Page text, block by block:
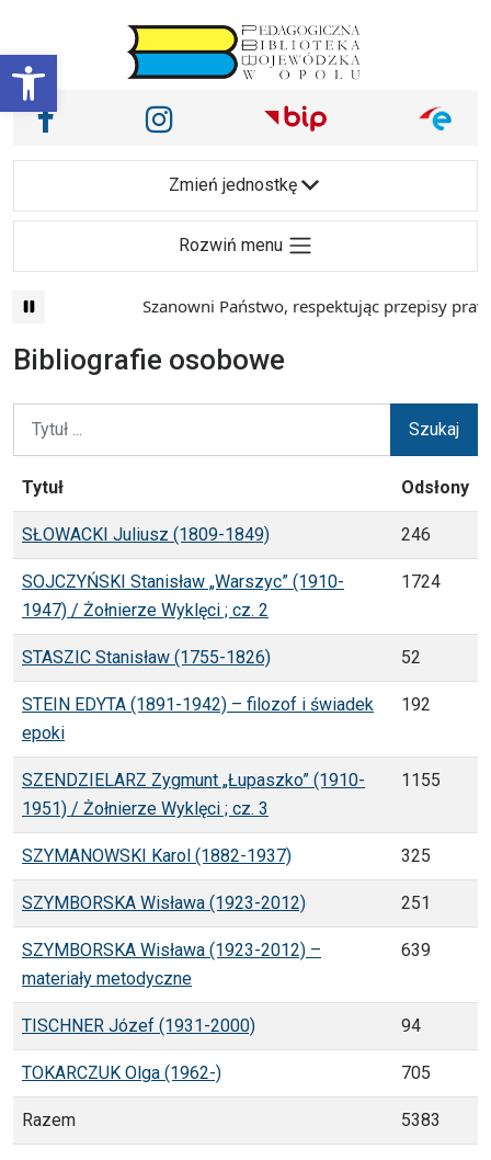
Otwórz pasek narzędzi
Main Navigation
Nasze media społecznościowe i inne
Facebook Instagram
Zmień jednostkę
Rozwiń menu
Szanowni Państwo, respektując przepisy
Bibliografie osobowe
Tytuł Odsłony
SŁOWACKI Juliusz (1809-1849) 246
SOJCZYŃSKI Stanisław „Warszyc” (1910-
1947) / Żołnierze Wyklęci ; cz. 2
1724
STASZIC Stanisław (1755-1826) 52
STEIN EDYTA (1891-1942) – filozof i świadek
epoki
192
SZENDZIELARZ Zygmunt „Łupaszko” (1910-
1951) / Żołnierze Wyklęci ; cz. 3
1155
SZYMANOWSKI Karol (1882-1937) 325
SZYMBORSKA Wisława (1923-2012) 251
SZYMBORSKA Wisława (1923-2012) –
materiały metodyczne
639
TISCHNER Józef (1931-2000) 94
TOKARCZUK Olga (1962-) 705
Razem 5383